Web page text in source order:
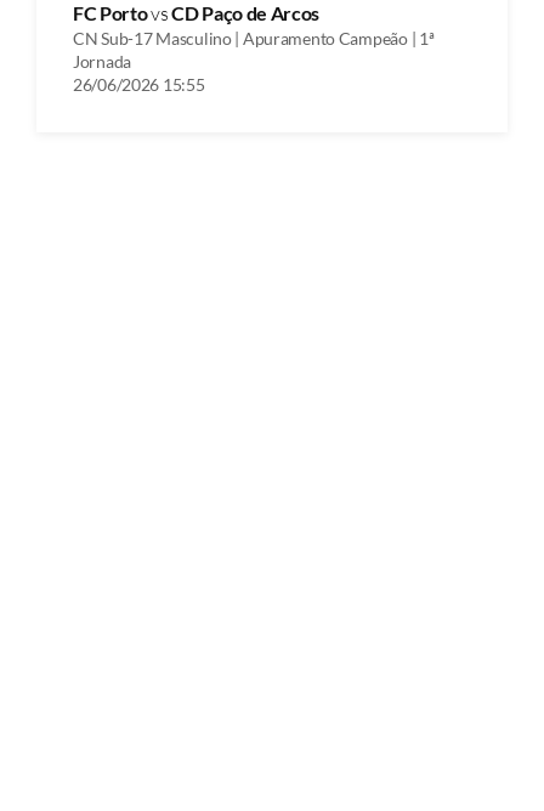
FC PortovsCD Paço de Arcos
CN Sub-17 Masculino | Apuramento Campeão | 1ª
Jornada
26/06/2026 15:55